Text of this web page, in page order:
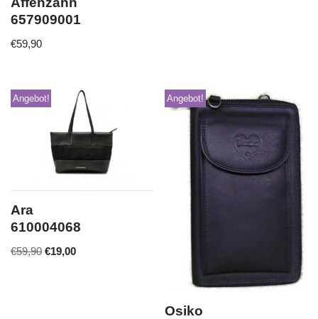
657909001
€59,90
Angebot!
Ara
610004068
€59,90 €19,00
Angebot!
Osiko